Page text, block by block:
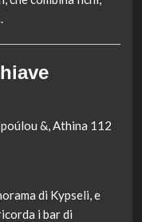
&, Athina 112
di Kypseli, e
i bar di